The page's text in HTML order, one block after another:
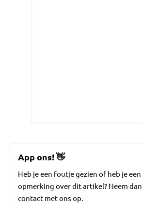
App ons!👋
Heb je een foutje gezien of heb je een
opmerking over dit artikel? Neem dan
contact met ons op.